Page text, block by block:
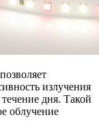
излучения
дня. Такой
облучение